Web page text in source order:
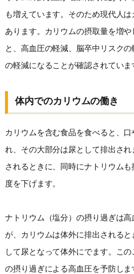
も増えています。そのため現代人
あります。カリウムの摂取量を増
と、高血圧の軽減、脳卒中リスク
の軽減になることが確認されていま
体内でのカリウムの働き
カリウムを含む食品を食べると、
れ、その大部分は尿として排出さ
されるときに、同時にナトリウム
度を下げます。
ナトリウム（塩分）の摂り過ぎは
が、カリウムは体外に排出される
して尿となって体外にでます。こ
の摂り過ぎによる高血圧を予防しま